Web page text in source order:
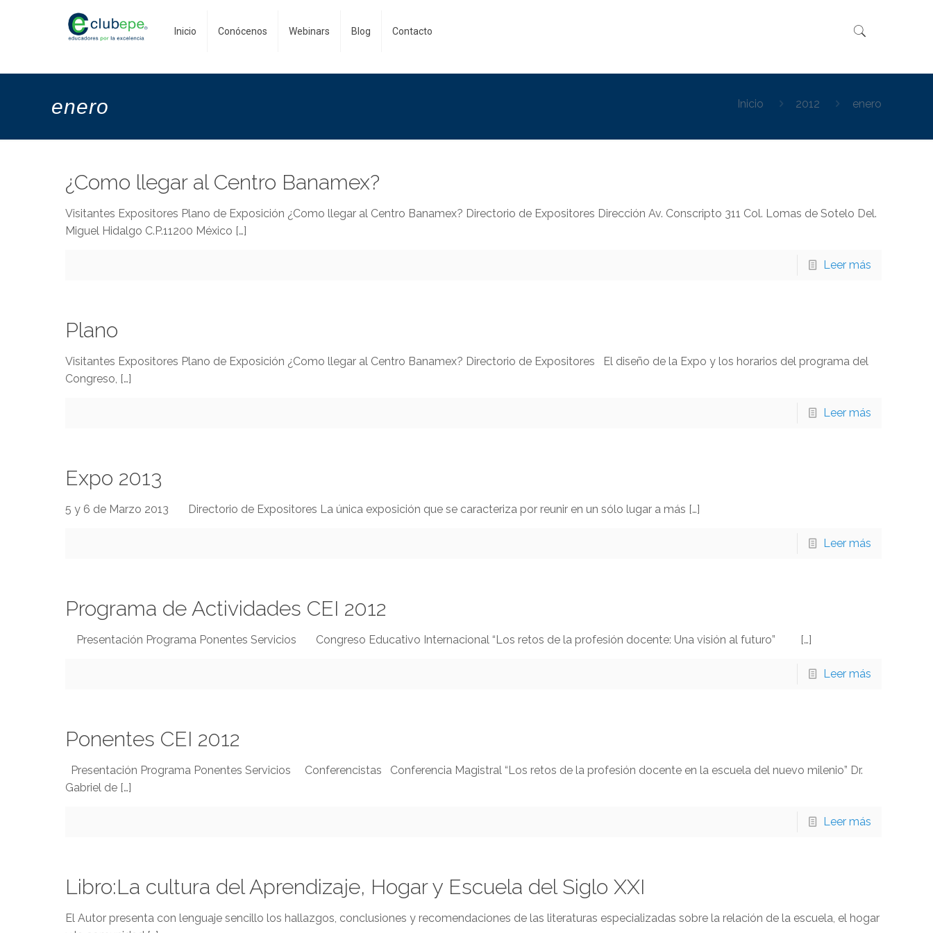
Inicio Conócenos Webinars Blog Contacto
enero Inicio 2012 enero
¿Como llegar al Centro Banamex?
Visitantes Expositores Plano de Exposición ¿Como llegar al Centro Banamex? Directorio de Expositores Dirección Av. Conscripto 311 Col. Lomas de Sotelo Del.
Miguel Hidalgo C.P.11200 México […]
Leer más
Plano
Visitantes Expositores Plano de Exposición ¿Como llegar al Centro Banamex? Directorio de Expositores El diseño de la Expo y los horarios del programa del
Congreso, […]
Leer más
Expo 2013
5 y 6 de Marzo 2013 Directorio de Expositores La única exposición que se caracteriza por reunir en un sólo lugar a más […]
Leer más
Programa de Actividades CEI 2012
Presentación Programa Ponentes Servicios Congreso Educativo Internacional “Los retos de la profesión docente: Una visión al futuro” […]
Leer más
Ponentes CEI 2012
Presentación Programa Ponentes Servicios Conferencistas Conferencia Magistral “Los retos de la profesión docente en la escuela del nuevo milenio” Dr.
Gabriel de […]
Leer más
Libro:La cultura del Aprendizaje, Hogar y Escuela del Siglo XXI
El Autor presenta con lenguaje sencillo los hallazgos, conclusiones y recomendaciones de las literaturas especializadas sobre la relación de la escuela, el hogar